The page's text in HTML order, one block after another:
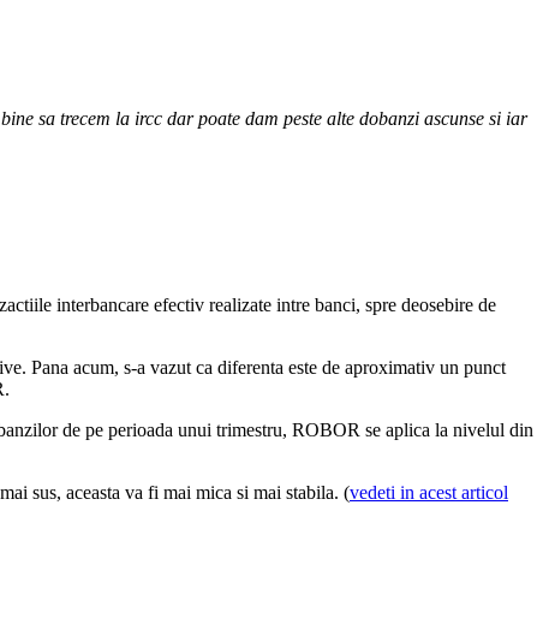
sa trecem la ircc dar poate dam peste alte dobanzi ascunse si iar
interbancare efectiv realizate intre banci, spre deosebire de
Pana acum, s-a vazut ca diferenta este de aproximativ un punct
de pe perioada unui trimestru, ROBOR se aplica la nivelul din
sus, aceasta va fi mai mica si mai stabila. (vedeti in acest articol